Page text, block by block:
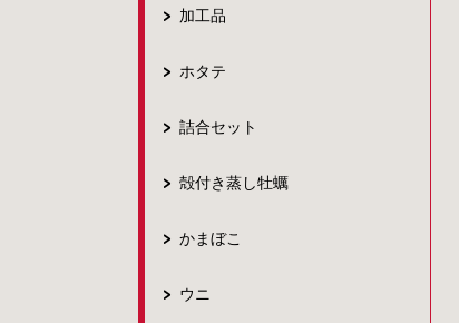
加工品
ホタテ
詰合セット
殻付き蒸し牡蠣
かまぼこ
ウニ